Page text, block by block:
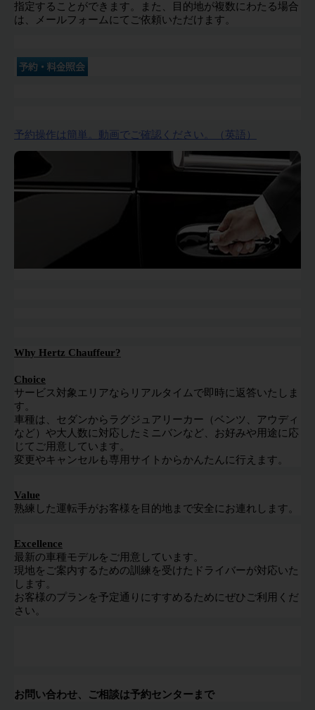
指定することができます。また、目的地が複数にわたる場合
は、メールフォームにてご依頼いただけます。
予約操作は簡単。動画でご確認ください。（英語）
Why Hertz Chauffeur?
Choice
サービス対象エリアならリアルタイムで即時に返答いたしま
す。
車種は、セダンからラグジュアリーカー（ベンツ、アウディ
など）や大人数に対応したミニバンなど、お好みや用途に応
じてご用意しています。
変更やキャンセルも専用サイトからかんたんに行えます。
Value
熟練した運転手がお客様を目的地まで安全にお連れします。
Excellence
最新の車種モデルをご用意しています。
現地をご案内するための訓練を受けたドライバーが対応いた
します。
お客様のプランを予定通りにすすめるためにぜひご利用くだ
さい。
お問い合わせ、ご相談は予約センターまで